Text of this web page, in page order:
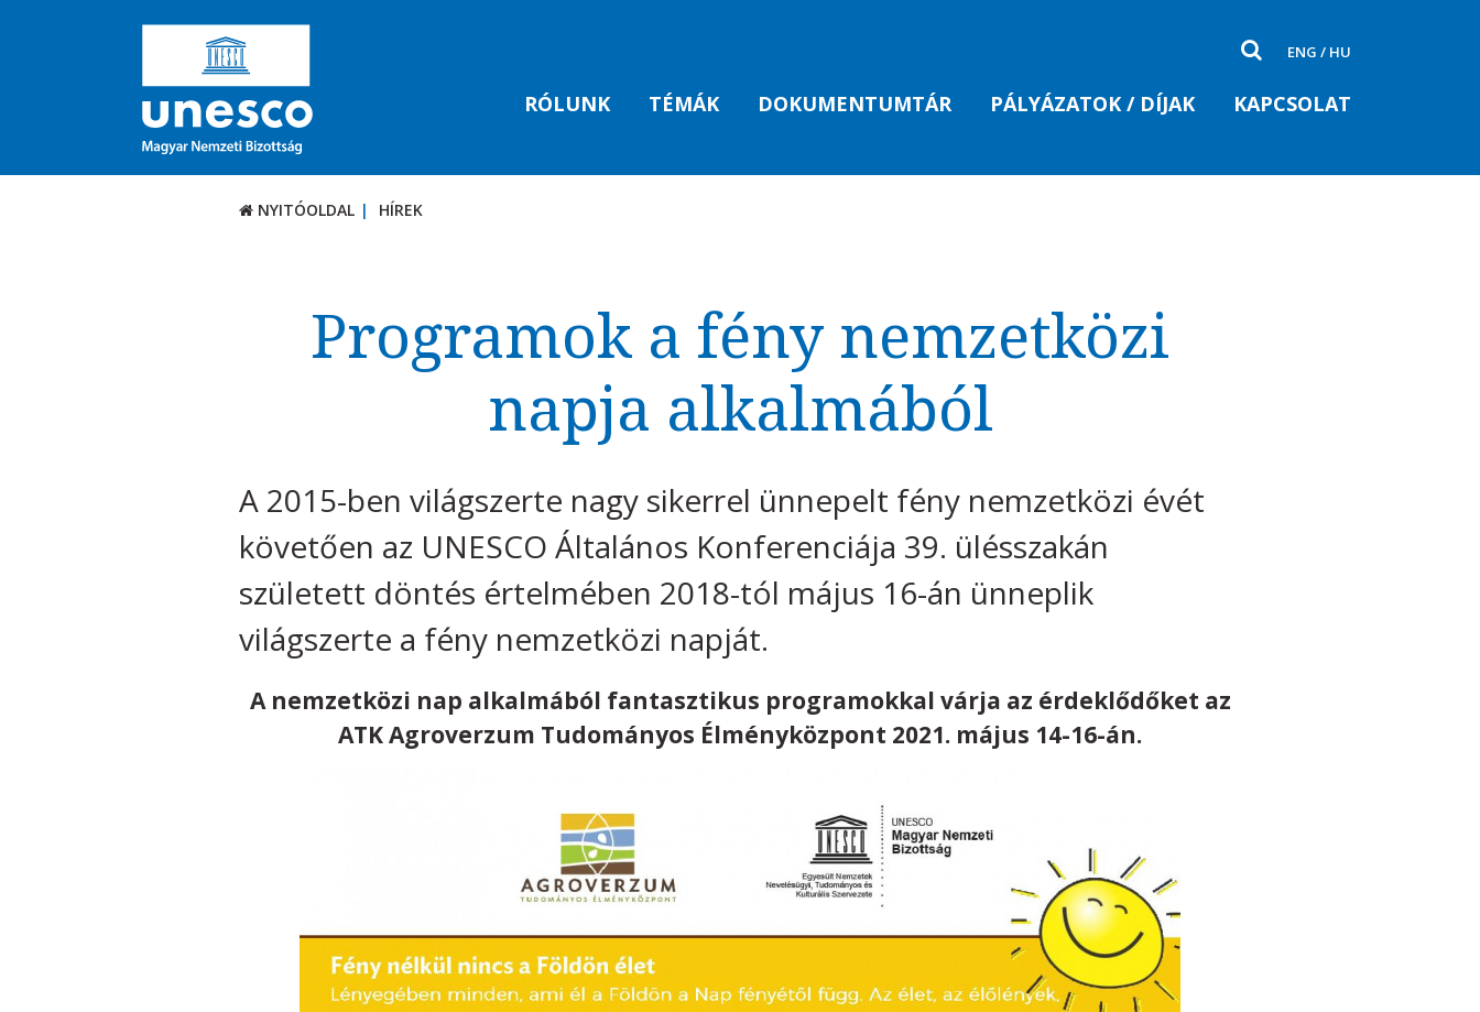
ENG / HU
RÓLUNK TÉMÁK DOKUMENTUMTÁR PÁLYÁZATOK / DÍJAK KAPCSOLAT
NYITÓOLDAL HÍREK
Programok a fény nemzetközi
napja alkalmából
A 2015-ben világszerte nagy sikerrel ünnepelt fény nemzetközi évét
követően az UNESCO Általános Konferenciája 39. ülésszakán
született döntés értelmében 2018-tól május 16-án ünneplik
világszerte a fény nemzetközi napját.
A nemzetközi nap alkalmából fantasztikus programokkal várja az érdeklődőket az
ATK Agroverzum Tudományos Élményközpont 2021. május 14-16-án.